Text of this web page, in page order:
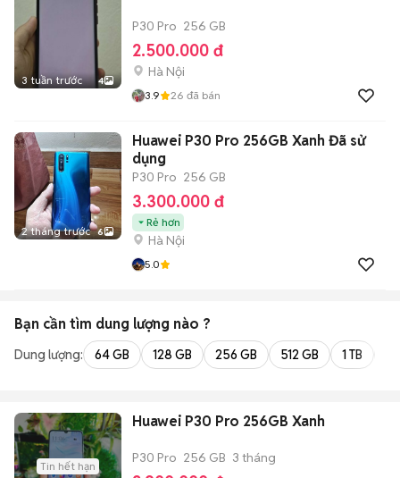
3 tuần trước 4
P30 Pro 256 GB
2.500.000 đ
Hà Nội
3.9 26 đã bán
2 tháng trước 6
Huawei P30 Pro 256GB Xanh Đã sử
dụng
P30 Pro 256 GB
3.300.000 đ
Rẻ hơn
Hà Nội
5.0
Bạn cần tìm dung lượng nào ?
Dung lượng: 64 GB 128 GB 256 GB 512 GB 1 TB
Tin hết hạn
Huawei P30 Pro 256GB Xanh
P30 Pro 256 GB 3 tháng